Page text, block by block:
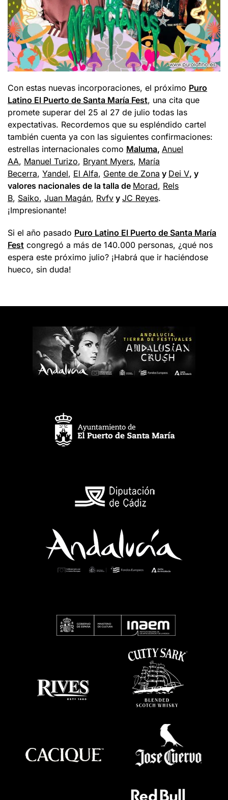
Con estas nuevas incorporaciones, el próximo Puro
Latino El Puerto de Santa María Fest, una cita que
promete superar del 25 al 27 de julio todas las
expectativas. Recordemos que su espléndido cartel
también cuenta ya con las siguientes confirmaciones:
estrellas internacionales como Maluma, Anuel
AA, Manuel Turizo, Bryant Myers, María
Becerra, Yandel, El Alfa, Gente de Zona y Dei V, y
valores nacionales de la talla de Morad, Rels
B, Saiko, Juan Magán, Rvfv y JC Reyes.
¡Impresionante!
Si el año pasado Puro Latino El Puerto de Santa María
Fest congregó a más de 140.000 personas, ¿qué nos
espera este próximo julio? ¡Habrá que ir haciéndose
hueco, sin duda!